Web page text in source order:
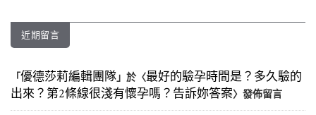
近期留言
「優德莎莉編輯團隊」於〈最好的驗孕時間是？多久驗的
出來？第2條線很淺有懷孕嗎？告訴妳答案〉發佈留言